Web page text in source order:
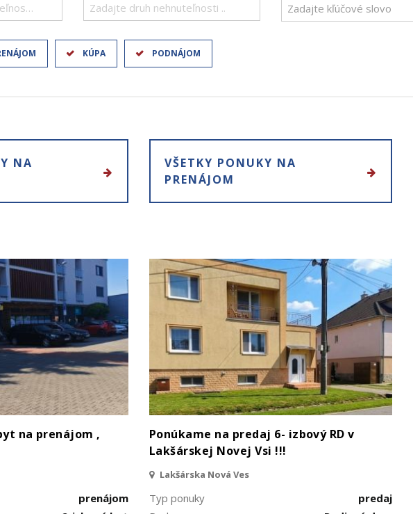
..
Zadajte druh nehnuteľnosti ..
KÚPA PODNÁJOM
NA
VŠETKY PONUKY NA
PRENÁJOM
na prenájom ,
prenájom
Ponúkame na predaj 6- izbový RD v
Lakšárskej Novej Vsi !!!
Lakšárska Nová Ves
Typ ponuky
predaj